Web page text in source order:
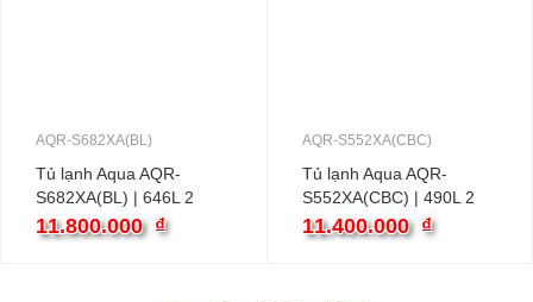
AQR-S682XA(BL)
Tủ lạnh Aqua AQR-
S682XA(BL) | 646L 2
cánh inverter
11.800.000 ₫
AQR-S552XA(CBC)
Tủ lạnh Aqua AQR-
S552XA(CBC) | 490L 2
cánh inverter
11.400.000 ₫